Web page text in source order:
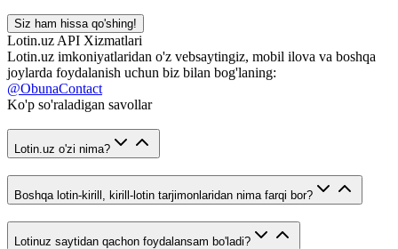
Siz ham hissa qo'shing!
Lotin.uz API Xizmatlari
Lotin.uz imkoniyatlaridan o'z vebsaytingiz, mobil ilova va boshqa
joylarda foydalanish uchun biz bilan bog'laning:
@ObunaContact
Ko'p so'raladigan savollar
Lotin.uz o'zi nima?
Boshqa lotin-kirill, kirill-lotin tarjimonlaridan nima farqi bor?
Lotinuz saytidan qachon foydalansam bo'ladi?